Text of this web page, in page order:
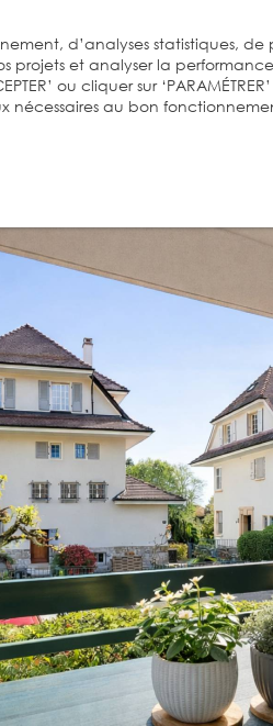
d’analyses statistiques,
projets et analyser la
ou cliquer sur
nécessaires au bon